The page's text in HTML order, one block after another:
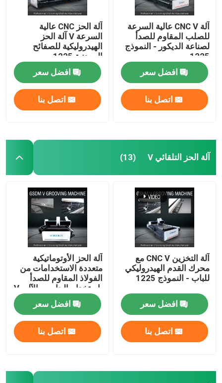
آلة CNC V عالية السرعة
للصلب المقاوم للصدأ
لصناعة الديكور - النموذج
1225
افضل سعر
اتصل بنا
آلة الحز CNC عالية
السرعة V آلة الحز
الهيدروليكية للصفائح
المعدنية 1225
افضل سعر
اتصل بنا
آلة الحز التلقائي V (13)
آلة التخزين CNC V مع
محرك القدم الهيدروليكي
للباب - النموذج 1225
افضل سعر
اتصل بنا
آلة الحز الأوتوماتيكية
متعددة الاستخدامات من
الفولاذ المقاوم للصدأ
باستخدام الحاسب الآلي V
1240
افضل سعر
اتصل بنا